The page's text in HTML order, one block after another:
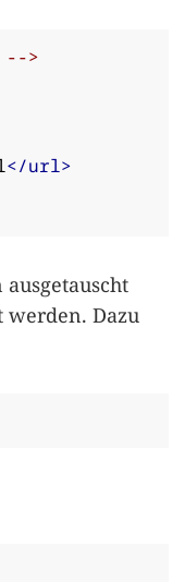
-->
</url>
Dazu